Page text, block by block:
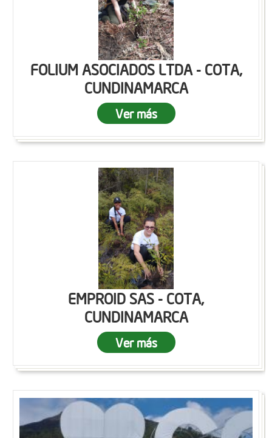
FOLIUM ASOCIADOS LTDA - COTA,
CUNDINAMARCA
Ver más
EMPROID SAS - COTA,
CUNDINAMARCA
Ver más